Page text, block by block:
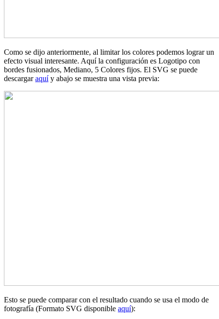
Como se dijo anteriormente, al limitar los colores podemos lograr un
efecto visual interesante. Aquí la configuración es Logotipo con
bordes fusionados, Mediano, 5 Colores fijos. El SVG se puede
descargaraquíy abajo se muestra una vista previa:
Esto se puede comparar con el resultado cuando se usa el modo de
fotografía (Formato SVG disponible aquí):